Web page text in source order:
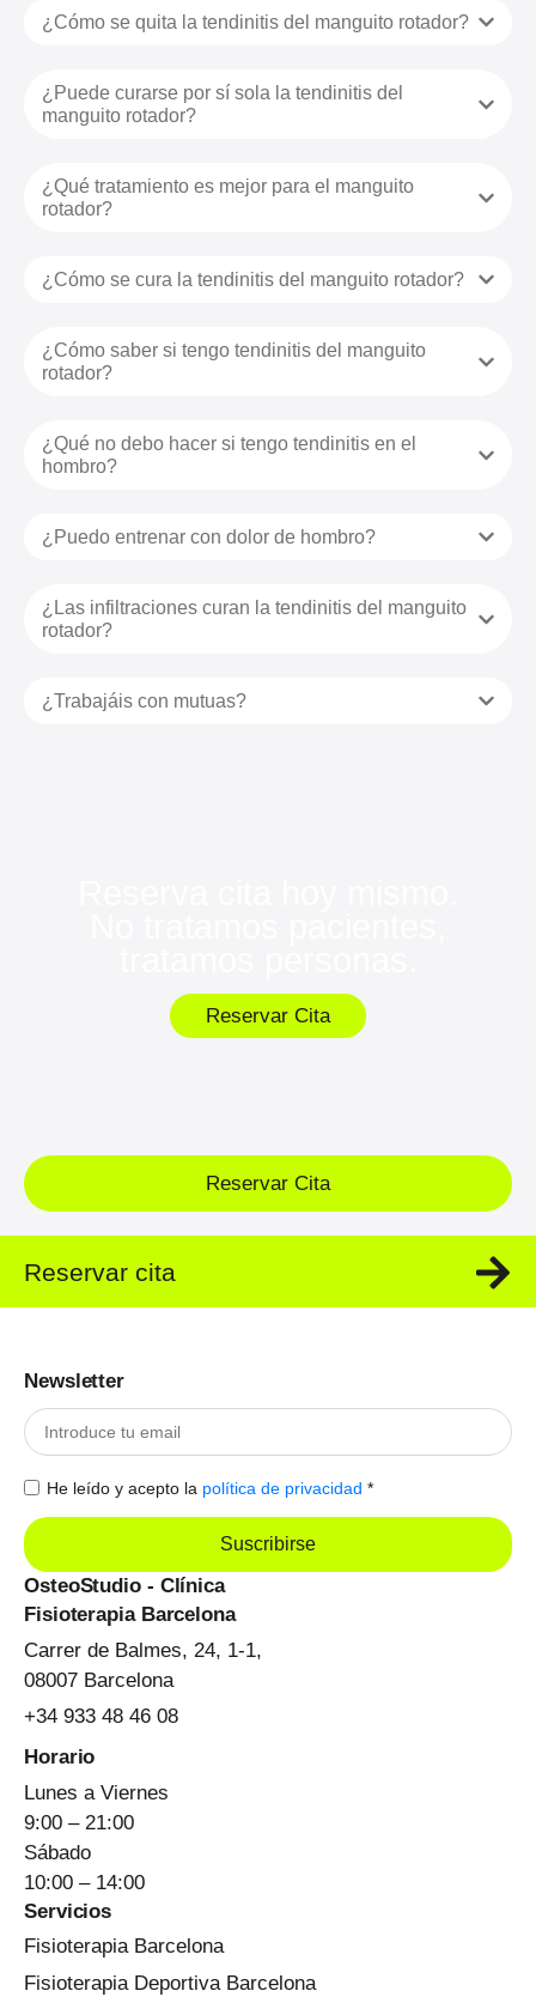
¿Cómo se quita la tendinitis del manguito rotador?
¿Puede curarse por sí sola la tendinitis del
manguito rotador?
¿Qué tratamiento es mejor para el manguito
rotador?
¿Cómo se cura la tendinitis del manguito rotador?
¿Cómo saber si tengo tendinitis del manguito
rotador?
¿Qué no debo hacer si tengo tendinitis en el
hombro?
¿Puedo entrenar con dolor de hombro?
¿Las infiltraciones curan la tendinitis del manguito
rotador?
¿Trabajáis con mutuas?
Reservar Cita
Reservar Cita
Reservar cita
Newsletter
He leído y acepto la política de privacidad *
Suscribirse
OsteoStudio - Clínica
Fisioterapia Barcelona
Carrer de Balmes, 24, 1-1,
08007 Barcelona
+34 933 48 46 08
Horario
Lunes a Viernes
9:00 – 21:00
Sábado
10:00 – 14:00
Servicios
Fisioterapia Barcelona
Fisioterapia Deportiva Barcelona